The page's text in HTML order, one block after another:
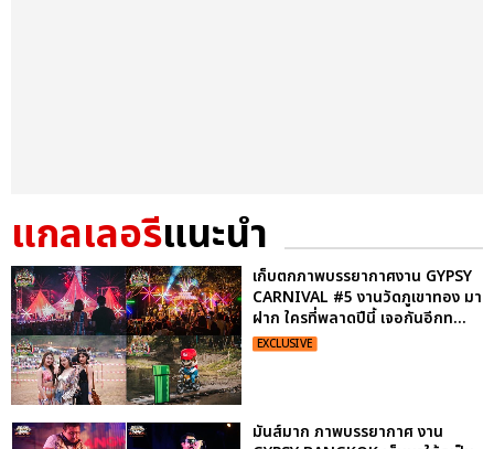
แกลเลอรีแนะนำ
เก็บตกภาพบรรยากาศงาน GYPSY
CARNIVAL #5 งานวัดภูเขาทอง มา
ฝาก ใครที่พลาดปีนี้ เจอกันอีกท...
EXCLUSIVE
มันส์มาก ภาพบรรยากาศ งาน